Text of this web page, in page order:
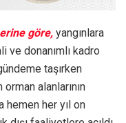
göre, yangınlara
donanımlı kadro
taşırken
alanlarının
hemen her yıl on